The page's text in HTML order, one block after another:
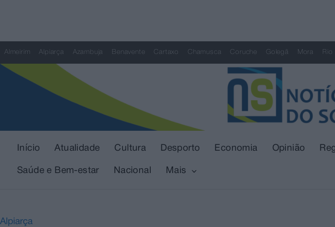
Almeirim Alpiarça Azambuja Benavente Cartaxo Chamusca Coruche Golegã Mora
Início Atualidade Cultura Desporto Economia Opinião
Saúde e Bem-estar Nacional Mais
Alpiarça